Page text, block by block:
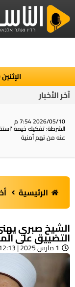
الإثنين 10 أغسطس 2026
آخر الأخبار
2026/05/10 7:54 م
الشرطة: تفكيك خيمة
عنه من تهم أمنية
الرئيسية
الشيخ صبري
التضييق على
1 مارس 2025 | 12:13 مساءً